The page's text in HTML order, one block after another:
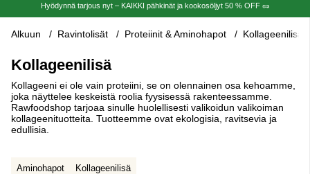
Hyödynnä tarjous nyt – KAIKKI pähkinät ja kookosöljyt 50 % OFF 🥜
Alkuun Ravintolisät Proteiinit & Aminohapot Kollageenilisä
Kollageenilisä
Kollageeni ei ole vain proteiini, se on olennainen osa kehoamme,
joka näyttelee keskeistä roolia fyysisessä rakenteessamme.
Rawfoodshop tarjoaa sinulle huolellisesti valikoidun valikoiman
kollageenituotteita. Tuotteemme ovat ekologisia, ravitsevia ja
edullisia.
Aminohapot Kollageenilisä